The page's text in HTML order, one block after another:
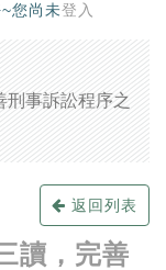
您尚未登入
刑事訴訟程序之
返回列表
讀，完善